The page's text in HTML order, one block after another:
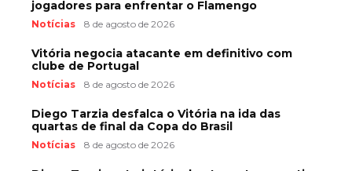
jogadores para enfrentar o Flamengo
Notícias 8 de agosto de 2026
Vitória negocia atacante em definitivo com
clube de Portugal
Notícias 8 de agosto de 2026
Diego Tarzia desfalca o Vitória na ida das
quartas de final da Copa do Brasil
Notícias 8 de agosto de 2026